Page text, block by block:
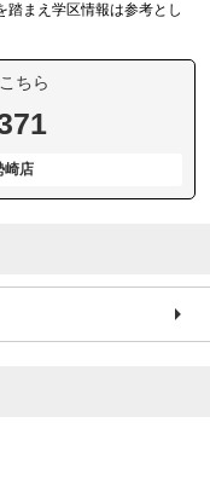
踏まえ学区情報は参考とし
ちら
崎店